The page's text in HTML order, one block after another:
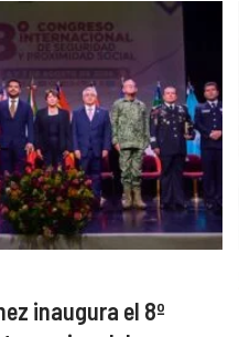
inaugura el 8º